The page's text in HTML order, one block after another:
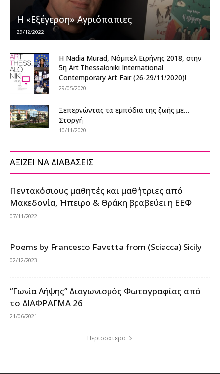
Η «Εξέγερση» Αγριόπαπιες
29/12/2022
Η Nadia Murad, Νόμπελ Ειρήνης 2018, στην
5η Art Thessaloniki International
Contemporary Art Fair (26-29/11/2020)!
29/05/2020
Ξεπερνώντας τα εμπόδια της ζωής με…
Στοργή
10/11/2020
ΑΞΙΖΕΙ ΝΑ ΔΙΑΒΑΣΕΙΣ
Πεντακόσιους μαθητές και μαθήτριες από
Μακεδονία, Ήπειρο & Θράκη βραβεύει η ΕΕΦ
07/11/2022
Poems by Francesco Favetta from (Sciacca) Sicily
02/12/2023
“Γωνία Λήψης” Διαγωνισμός Φωτογραφίας από
το ΔΙΑΦΡΑΓΜΑ 26
21/06/2021
Περισσότερα